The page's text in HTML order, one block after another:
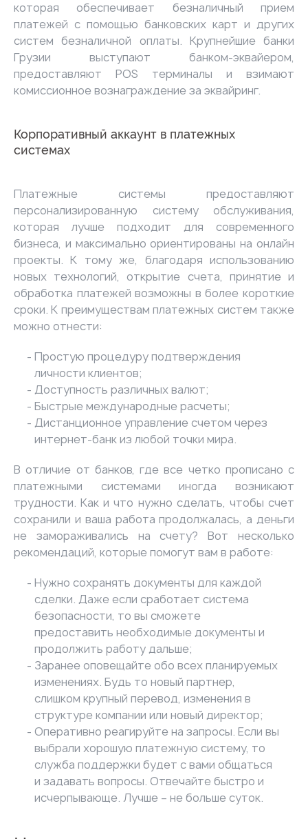
которая обеспечивает безналичный прием
платежей с помощью банковских карт и других
систем безналичной оплаты. Крупнейшие банки
Грузии выступают банком-эквайером,
предоставляют POS терминалы и взимают
комиссионное вознаграждение за эквайринг.
Корпоративный аккаунт в платежных
системах
Платежные системы предоставляют
персонализированную систему обслуживания,
которая лучше подходит для современного
бизнеса, и максимально ориентированы на онлайн
проекты. К тому же, благодаря использованию
новых технологий, открытие счета, принятие и
обработка платежей возможны в более короткие
сроки. К преимуществам платежных систем также
можно отнести:
Простую процедуру подтверждения
личности клиентов;
Доступность различных валют;
Быстрые международные расчеты;
Дистанционное управление счетом через
интернет-банк из любой точки мира.
В отличие от банков, где все четко прописано с
платежными системами иногда возникают
трудности. Как и что нужно сделать, чтобы счет
сохранили и ваша работа продолжалась, а деньги
не замораживались на счету? Вот несколько
рекомендаций, которые помогут вам в работе:
Нужно сохранять документы для каждой
сделки. Даже если сработает система
безопасности, то вы сможете
предоставить необходимые документы и
продолжить работу дальше;
Заранее оповещайте обо всех планируемых
изменениях. Будь то новый партнер,
слишком крупный перевод, изменения в
структуре компании или новый директор;
Оперативно реагируйте на запросы. Если вы
выбрали хорошую платежную систему, то
служба поддержки будет с вами общаться
и задавать вопросы. Отвечайте быстро и
исчерпывающе. Лучше – не больше суток.